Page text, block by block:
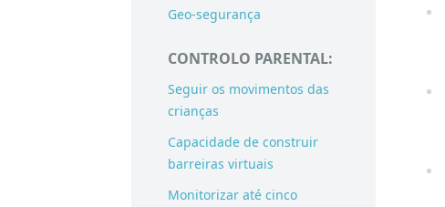
Geo-segurança
CONTROLO PARENTAL:
Seguir os movimentos das
crianças
Capacidade de construir
barreiras virtuais
Monitorizar até cinco